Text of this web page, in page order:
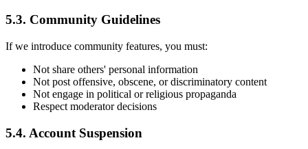
5.3. Community Guidelines
If we introduce community features, you must:
Not share others' personal information
Not post offensive, obscene, or discriminatory content
Not engage in political or religious propaganda
Respect moderator decisions
5.4. Account Suspension